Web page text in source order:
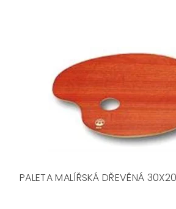
PALETA MALÍŘSKÁ DŘEVĚNÁ